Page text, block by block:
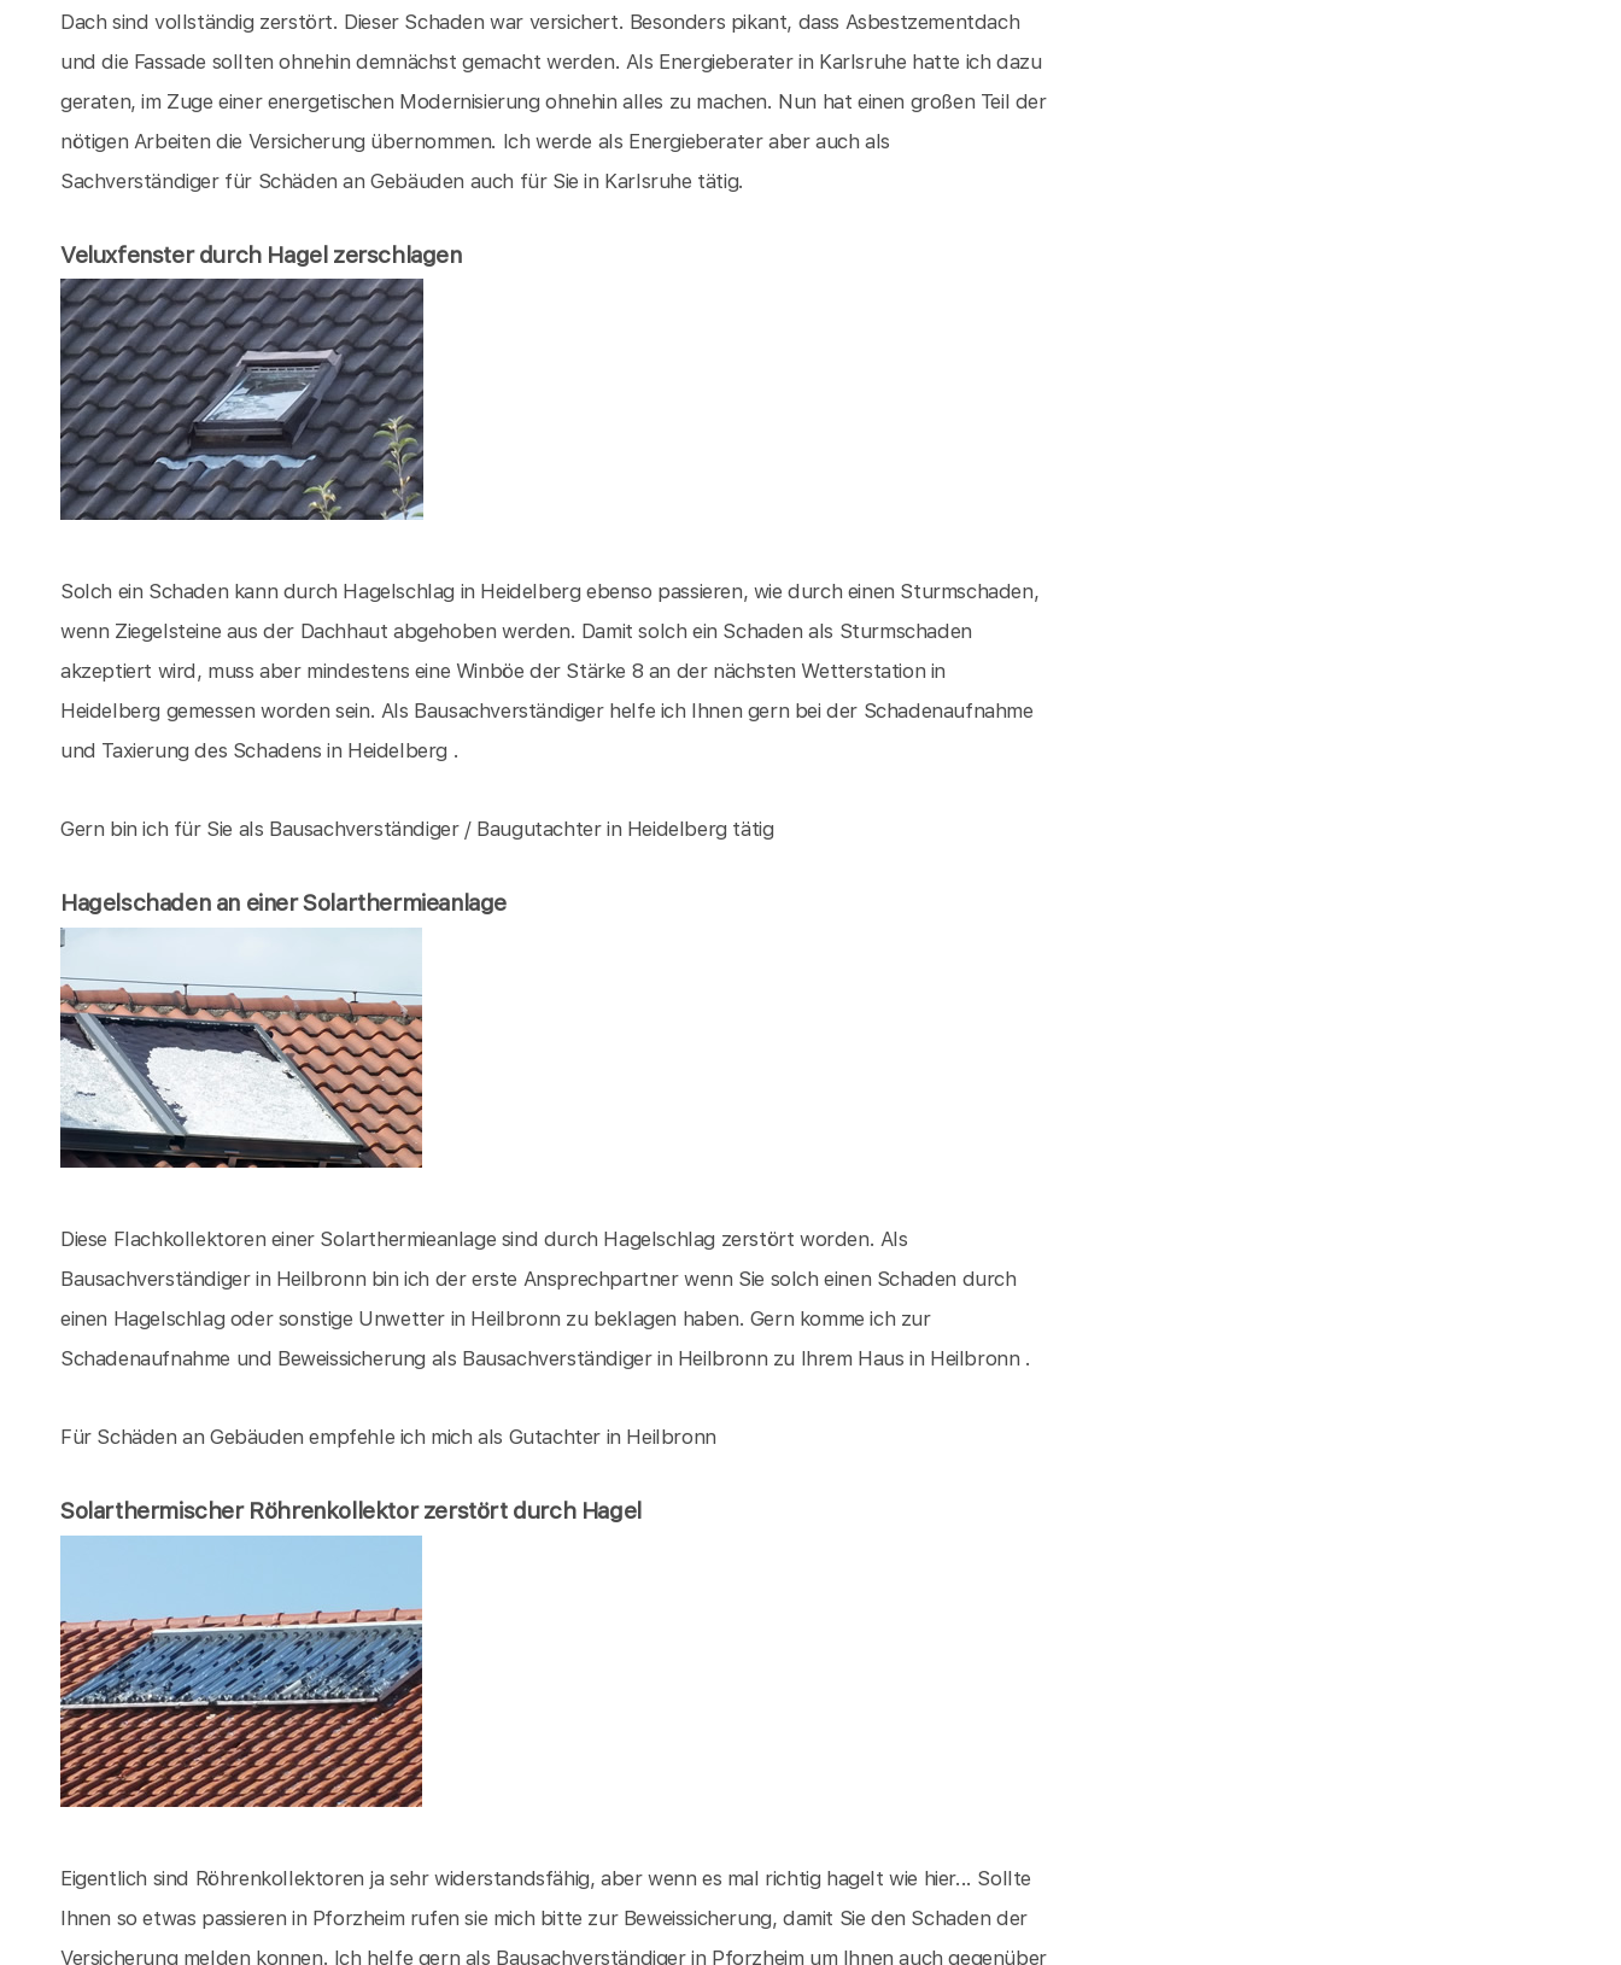
Dach sind vollständig zerstört. Dieser Schaden war versichert. Besonders pikant, dass Asbestzementdach
und die Fassade sollten ohnehin demnächst gemacht werden. Als Energieberater in Karlsruhe hatte ich dazu
geraten, im Zuge einer energetischen Modernisierung ohnehin alles zu machen. Nun hat einen großen Teil der
nötigen Arbeiten die Versicherung übernommen. Ich werde als Energieberater aber auch als
Sachverständiger für Schäden an Gebäuden auch für Sie in Karlsruhe tätig.
Veluxfenster durch Hagel zerschlagen
Solch ein Schaden kann durch Hagelschlag in Heidelberg ebenso passieren, wie durch einen Sturmschaden,
wenn Ziegelsteine aus der Dachhaut abgehoben werden. Damit solch ein Schaden als Sturmschaden
akzeptiert wird, muss aber mindestens eine Winböe der Stärke 8 an der nächsten Wetterstation in
Heidelberg gemessen worden sein. Als Bausachverständiger helfe ich Ihnen gern bei der Schadenaufnahme
und Taxierung des Schadens in Heidelberg .
Gern bin ich für Sie als Bausachverständiger / Baugutachter in Heidelberg tätig
Hagelschaden an einer Solarthermieanlage
Diese Flachkollektoren einer Solarthermieanlage sind durch Hagelschlag zerstört worden. Als
Bausachverständiger in Heilbronn bin ich der erste Ansprechpartner wenn Sie solch einen Schaden durch
einen Hagelschlag oder sonstige Unwetter in Heilbronn zu beklagen haben. Gern komme ich zur
Schadenaufnahme und Beweissicherung als Bausachverständiger in Heilbronn zu Ihrem Haus in Heilbronn .
Für Schäden an Gebäuden empfehle ich mich als Gutachter in Heilbronn
Solarthermischer Röhrenkollektor zerstört durch Hagel
Eigentlich sind Röhrenkollektoren ja sehr widerstandsfähig, aber wenn es mal richtig hagelt wie hier... Sollte
Ihnen so etwas passieren in Pforzheim rufen sie mich bitte zur Beweissicherung, damit Sie den Schaden der
Versicherung melden konnen. Ich helfe gern als Bausachverständiger in Pforzheim um Ihnen auch gegenüber